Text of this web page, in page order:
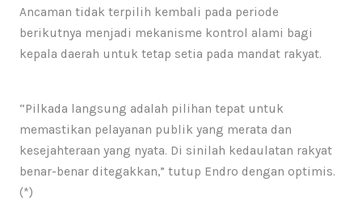
Ancaman tidak terpilih kembali pada periode
berikutnya menjadi mekanisme kontrol alami bagi
kepala daerah untuk tetap setia pada mandat rakyat.​
“Pilkada langsung adalah pilihan tepat untuk
memastikan pelayanan publik yang merata dan
kesejahteraan yang nyata. Di sinilah kedaulatan rakyat
benar-benar ditegakkan,” tutup Endro dengan optimis.
(*)